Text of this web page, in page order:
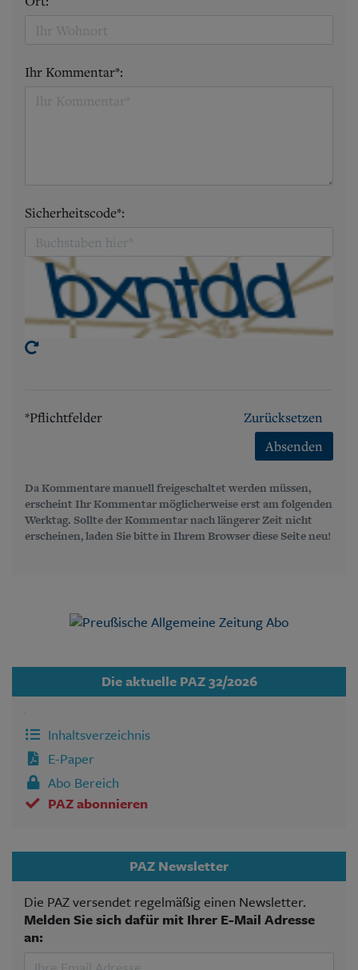
Ihr Kommentar*:
Sicherheitscode*:
*Pflichtfelder
Zurücksetzen
Absenden
Da Kommentare manuell freigeschaltet werden müssen,
erscheint Ihr Kommentar möglicherweise erst am folgenden
Werktag. Sollte der Kommentar nach längerer Zeit nicht
erscheinen, laden Sie bitte in Ihrem Browser diese Seite neu!
Die aktuelle PAZ 32/2026
Inhaltsverzeichnis
E-Paper
Abo Bereich
PAZ abonnieren
PAZ Newsletter
Die PAZ versendet regelmäßig einen Newsletter.
Melden Sie sich dafür mit Ihrer E-Mail Adresse
an: